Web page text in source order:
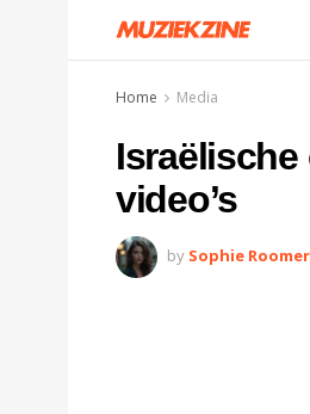
Home Media
video’s
by Sophie Roomer